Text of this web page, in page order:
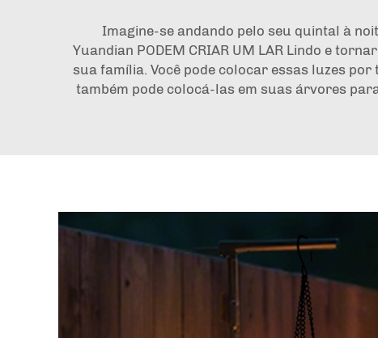
Imagine-se andando pelo seu quintal à
Yuandian PODEM CRIAR UM LAR Lindo e
sua família. Você pode colocar essas luzes
também pode colocá-las em suas árvores